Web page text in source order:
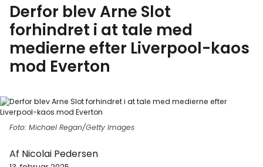
Derfor blev Arne Slot
forhindret i at tale med
medierne efter Liverpool-kaos
mod Everton
Foto: Michael Regan/Getty Images
Af Nicolai Pedersen